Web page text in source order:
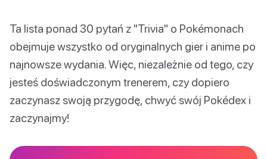
Ta lista ponad 30 pytań z "Trivia" o Pokémonach
obejmuje wszystko od oryginalnych gier i anime po
najnowsze wydania. Więc, niezależnie od tego, czy
jesteś doświadczonym trenerem, czy dopiero
zaczynasz swoją przygodę, chwyć swój Pokédex i
zaczynajmy!